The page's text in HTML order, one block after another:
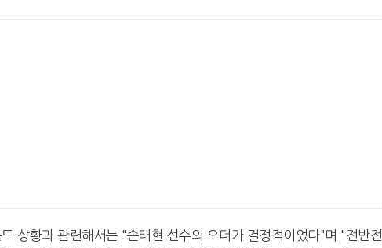
상황과 관련해서는 "손태현 선수의 오더가 결정적이었다"며 "전반전